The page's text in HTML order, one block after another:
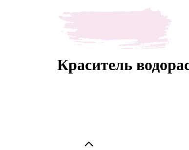
Краситель